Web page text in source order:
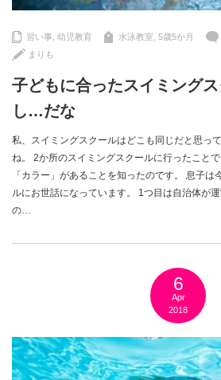
習い事 幼児教育 水泳教室 5歳5か月
まりも
子どもに合ったスイミング
し…だな
私、スイミングスクールはどこも同じだと思っ
ね。 2か所のスイミングスクールに行ったこと
「カラー」があることを知ったのです。 息子
ルにお世話になっています。 1つ目は自治体が
の…
6
Apr
2018